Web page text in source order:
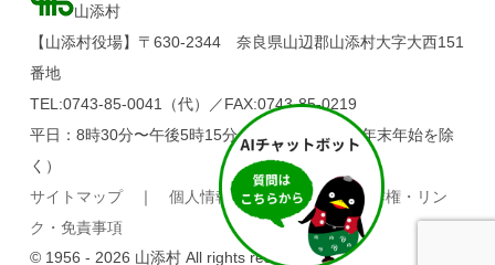
山添村
【山添村役場】〒630-2344 奈良県山辺郡山添村大字大西151
番地
TEL:0743-85-0041（代）／FAX:0743-85-0219
平日：8時30分〜午後5時15分（土・日・祝日、年末年始を除
く）
サイトマップ｜個人情報の取り扱い ｜ 著作権・リン
ク・免責事項
© 1956 - 2026 山添村 All rights reserved.